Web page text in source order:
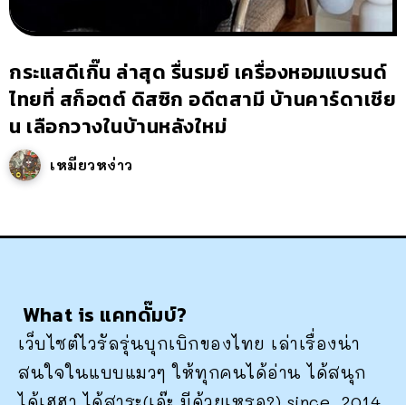
กระแสดีเกิ๊น ล่าสุด รื่นรมย์ เครื่องหอมแบรนด์
ไทยที่ สก็อตต์ ดิสซิก อดีตสามี บ้านคาร์ดาเชีย
น เลือกวางในบ้านหลังใหม่
เหมียวหง่าว
What is แคทดั๊มบ์?
เว็บไซต์ไวรัลรุ่นบุกเบิกของไทย เล่าเรื่องน่า
สนใจในแบบแมวๆ ให้ทุกคนได้อ่าน ได้สนุก